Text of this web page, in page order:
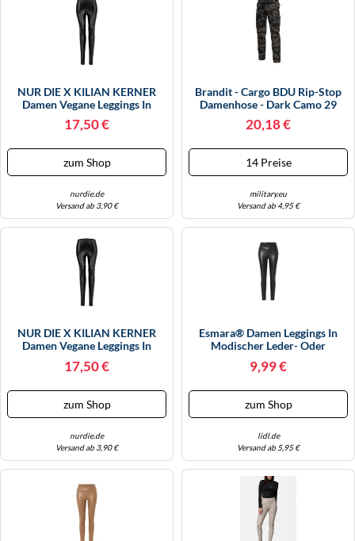
NUR DIE X KILIAN KERNER
Damen Vegane Leggings In
Leder-Optik Mit Croco-Muster -
Schwarz Croco - Größe 40-42
17,50 €
zum Shop
nurdie.de
Versand ab 3,90 €
Brandit - Cargo BDU Rip-Stop
Damenhose - Dark Camo 29
20,18 €
14 Preise
military.eu
Versand ab 4,95 €
NUR DIE X KILIAN KERNER
Damen Vegane Leggings In
Schwarz Croco - Größe 44-46
17,50 €
zum Shop
nurdie.de
Versand ab 3,90 €
Esmara® Damen Leggings In
Modischer Leder- Oder
42)
9,99 €
zum Shop
lidl.de
Versand ab 5,95 €